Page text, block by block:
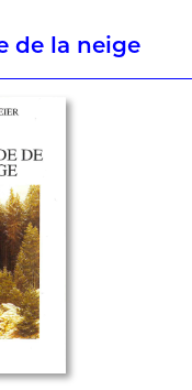
de la neige